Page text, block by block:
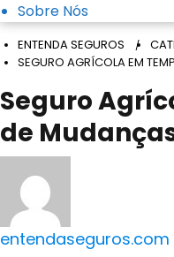
Sobre Nós
ENTENDA SEGUROS
SEGURO AGRÍCOLA EM
Seguro
de
entendaseguros.com